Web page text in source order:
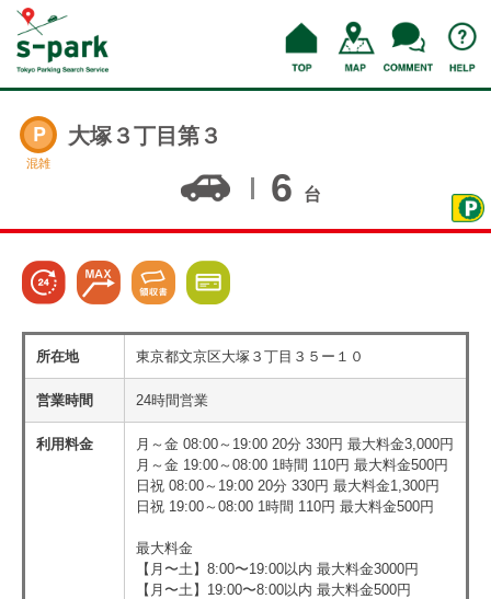
混雑
大塚３丁目第３
6 台
所在地 東京都文京区大塚３丁目３５ー１０
営業時間 24時間営業
利用料金
月～金 08:00～19:00 20分 330円 最大料金3,000円
月～金 19:00～08:00 1時間 110円 最大料金500円
日祝 08:00～19:00 20分 330円 最大料金1,300円
日祝 19:00～08:00 1時間 110円 最大料金500円
最大料金
【月〜土】8:00〜19:00以内 最大料金3000円
【月〜土】19:00〜8:00以内 最大料金500円